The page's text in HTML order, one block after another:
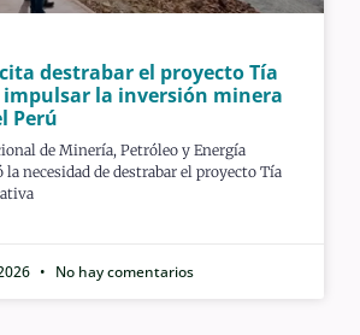
destrabar el proyecto Tía
la inversión minera
Perú
de Minería, Petróleo y Energía
la necesidad de destrabar el proyecto Tía
No hay comentarios